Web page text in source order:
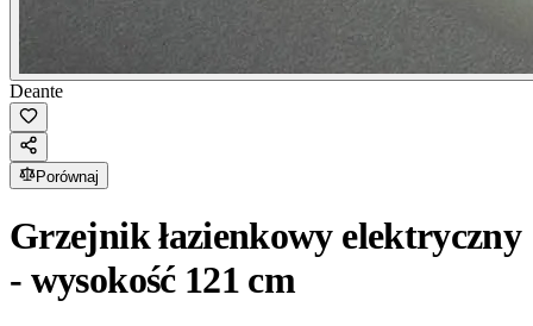
Deante
Porównaj
Grzejnik łazienkowy elektryczny
- wysokość 121 cm